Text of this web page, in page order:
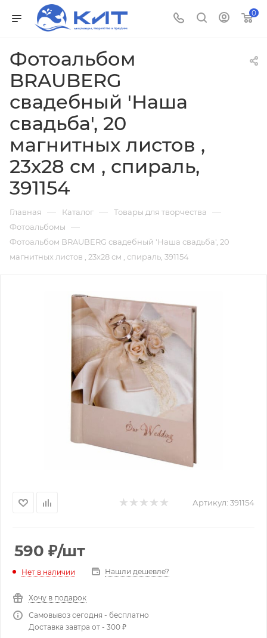
0
Фотоальбом
BRAUBERG
свадебный 'Наша
свадьба', 20
магнитных листов ,
23х28 см , спираль,
391154
Главная — Каталог — Товары для творчества —
Фотоальбомы —
Фотоальбом BRAUBERG свадебный 'Наша свадьба', 20
магнитных листов , 23х28 см , спираль, 391154
Артикул: 391154
590 ₽/шт
Нет в наличии Нашли дешевле?
Хочу в подарок
Самовывоз сегодня - бесплатно
Доставка завтра от - 300 ₽